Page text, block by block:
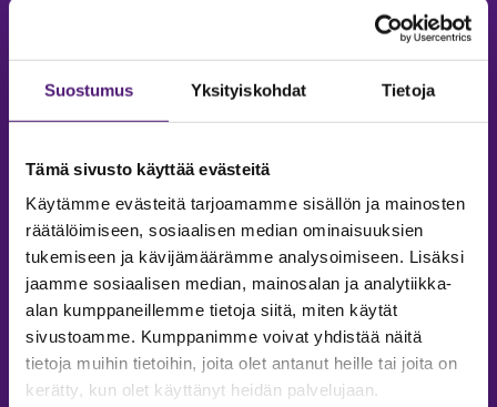
Suostumus Yksityiskohdat Tietoja
Tämä sivusto käyttää evästeitä
Käytämme evästeitä tarjoamamme sisällön ja mainosten
räätälöimiseen, sosiaalisen median ominaisuuksien
tukemiseen ja kävijämäärämme analysoimiseen. Lisäksi
jaamme sosiaalisen median, mainosalan ja analytiikka-
alan kumppaneillemme tietoja siitä, miten käytät
sivustoamme. Kumppanimme voivat yhdistää näitä
tietoja muihin tietoihin, joita olet antanut heille tai joita on
kerätty, kun olet käyttänyt heidän palvelujaan.
MAJOITUS